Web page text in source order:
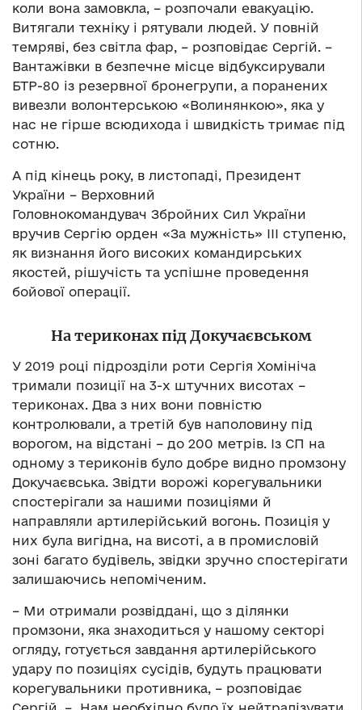
коли вона замовкла, – розпочали евакуацію.
Витягали техніку і рятували людей. У повній
темряві, без світла фар, – розповідає Сергій. –
Вантажівки в безпечне місце відбуксирували
БТР-80 із резервної бронегрупи, а поранених
вивезли волонтерською «Волинянкою», яка у
нас не гірше всюдихода і швидкість тримає під
сотню.
А під кінець року, в листопаді, Президент
України – Верховний
Головнокомандувач Збройних Сил України
вручив Сергію орден «За мужність» ІІІ ступеню,
як визнання його високих командирських
якостей, рішучість та успішне проведення
бойової операції.
На териконах під Докучаєвськом
У 2019 році підрозділи роти Сергія Хомініча
тримали позиції на 3-х штучних висотах –
териконах. Два з них вони повністю
контролювали, а третій був наполовину під
ворогом, на відстані – до 200 метрів. Із СП на
одному з териконів було добре видно промзону
Докучаєвська. Звідти ворожі корегувальники
спостерігали за нашими позиціями й
направляли артилерійський вогонь. Позиція у
них була вигідна, на висоті, а в промисловій
зоні багато будівель, звідки зручно спостерігати
залишаючись непоміченим.
– Ми отримали розвіддані, що з ділянки
промзони, яка знаходиться у нашому секторі
огляду, готується завдання артилерійського
удару по позиціях сусідів, будуть працювати
корегувальники противника, – розповідає